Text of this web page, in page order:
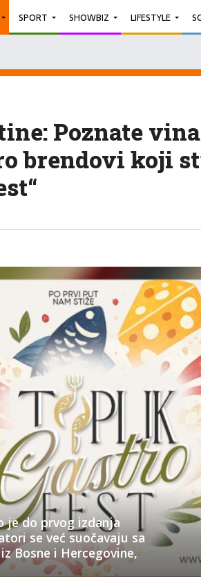
SPORT SHOWBIZ LIFESTYLE
Poznate
brendovi koji
je do prvog izdanja
se već suočavaju sa
Bosne i Hercegovine,